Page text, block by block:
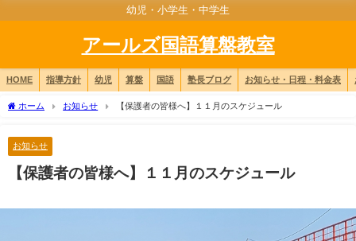
幼児・小学生・中学生
アールズ国語算盤教室
HOME 指導方針 幼児 算盤 国語 塾長ブログ お知らせ・日程・料金表
ホーム お知らせ 【保護者の皆様へ】１１月のスケジュール
お知らせ
【保護者の皆様へ】１１月のスケジュール